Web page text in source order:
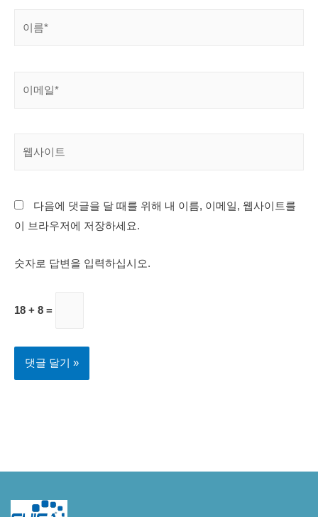
다음에 댓글을 달 때를 위해 내 이름, 이메일, 웹사이트를
이 브라우저에 저장하세요.
숫자로 답변을 입력하십시오.
18 + 8 =